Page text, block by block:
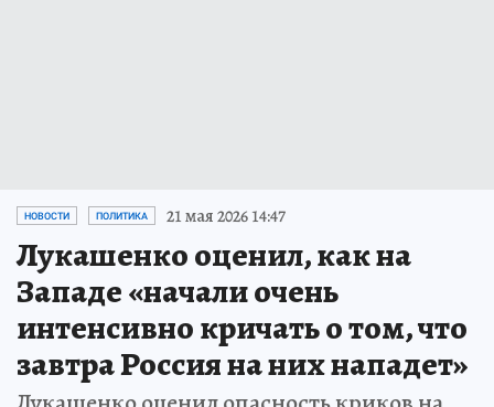
НОВОСТИ ПОЛИТИКА 21 мая 2026 14:47
Лукашенко оценил, как на
Западе «начали очень
интенсивно кричать о том, что
завтра Россия на них нападет»